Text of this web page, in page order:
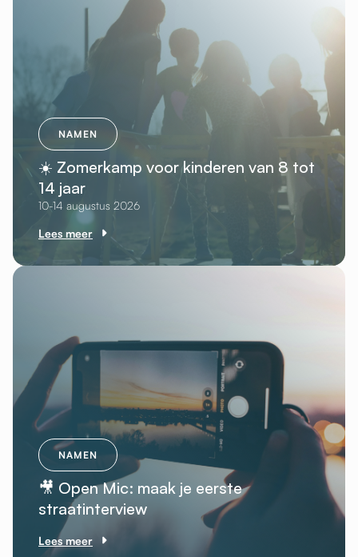
NAMEN
☀️ Zomerkamp voor kinderen van 8 tot
14 jaar
10-14 augustus 2026
Lees meer
NAMEN
🎥 Open Mic: maak je eerste
straatinterview
Lees meer